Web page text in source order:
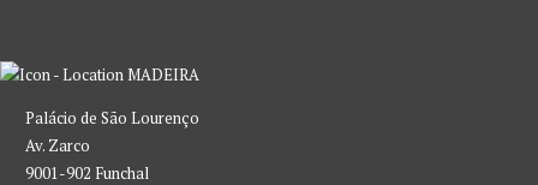
MADEIRA
Palácio de São Lourenço
Av. Zarco
9001-902 Funchal